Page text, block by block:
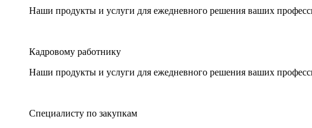
Наши продукты и услуги для ежедневного решения ваших
Кадровому работнику
Наши продукты и услуги для ежедневного решения ваших
Специалисту по закупкам